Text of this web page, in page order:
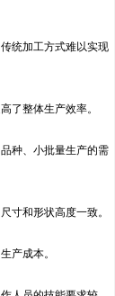
统加工方式难以实现
了整体生产效率。
种、小批量生产的需
寸和形状高度一致。
产成本。